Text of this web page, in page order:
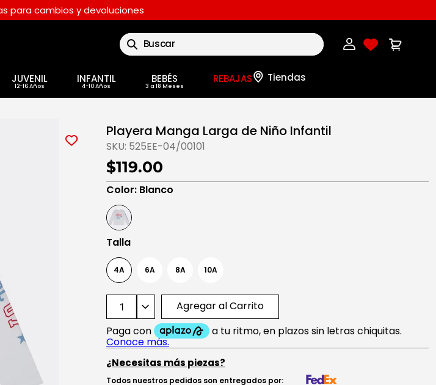
para cambios y devoluciones
Buscar
JUVENIL INFANTIL BEBÉS REBAJAS
Playera Manga Larga de Niño Infantil
SKU: 525EE-04/00101
$119.00
Color: Blanco
Talla
4A 6A 8A 10A
Agregar al Carrito
¿Necesitas más piezas?
Todos nuestros pedidos son entregados por: